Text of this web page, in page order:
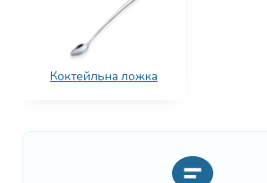
Коктейльна ложка